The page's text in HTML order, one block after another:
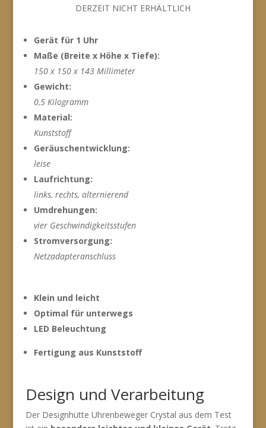
DERZEIT NICHT ERHÄLTLICH
Gerät für 1 Uhr
Maße (Breite x Höhe x Tiefe):
150 x 150 x 143 Millimeter
Gewicht:
0,5 Kilogramm
Material:
Kunststoff
Geräuschentwicklung:
leise
Laufrichtung:
links, rechts, alternierend
Umdrehungen:
vier Geschwindigkeitsstufen
Stromversorgung:
Netzadapteranschluss
Klein und leicht
Optimal für unterwegs
LED Beleuchtung
Fertigung aus Kunststoff
Design und Verarbeitung
Der Designhütte Uhrenbeweger Crystal aus dem Test